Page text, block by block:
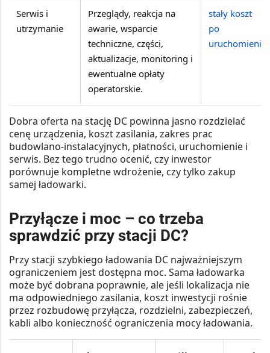
Serwis i
utrzymanie
Przeglądy, reakcja na
awarie, wsparcie
techniczne, części,
aktualizacje, monitoring i
ewentualne opłaty
operatorskie.
stały koszt
po
uruchomieniu
Dobra oferta na stację DC powinna jasno rozdzielać
cenę urządzenia, koszt zasilania, zakres prac
budowlano-instalacyjnych, płatności, uruchomienie i
serwis. Bez tego trudno ocenić, czy inwestor
porównuje kompletne wdrożenie, czy tylko zakup
samej ładowarki.
Przyłącze i moc – co trzeba
sprawdzić przy stacji DC?
Przy stacji szybkiego ładowania DC najważniejszym
ograniczeniem jest dostępna moc. Sama ładowarka
może być dobrana poprawnie, ale jeśli lokalizacja nie
ma odpowiedniego zasilania, koszt inwestycji rośnie
przez rozbudowę przyłącza, rozdzielni, zabezpieczeń,
kabli albo konieczność ograniczenia mocy ładowania.